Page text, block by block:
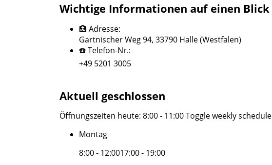
Wichtige Informationen auf einen Blick
🏥 Adresse:
Gartnischer Weg 94, 33790 Halle (Westfalen)
☎️ Telefon-Nr.:
+49 5201 3005
Aktuell geschlossen
Öffnungszeiten heute: 8:00 - 11:00Toggle weekly schedule
Montag
8:00 - 12:0017:00 - 19:00